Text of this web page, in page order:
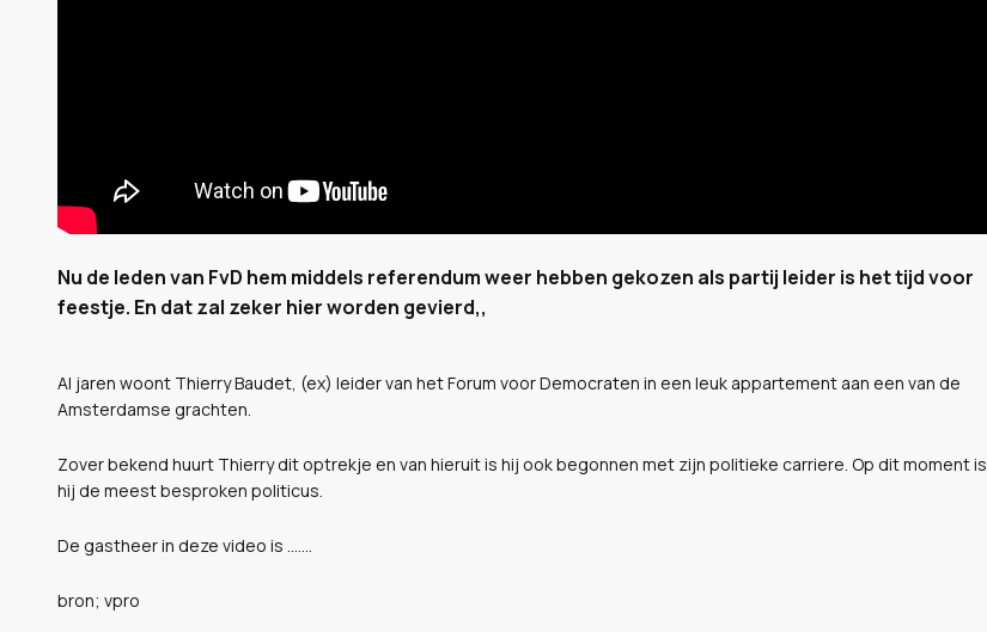
Nu de leden van FvD hem middels referendum weer hebben gekozen als partij leider is het tijd voor
feestje. En dat zal zeker hier worden gevierd,,
Al jaren woont Thierry Baudet, (ex) leider van het Forum voor Democraten in een leuk appartement aan een van de
Amsterdamse grachten.
Zover bekend huurt Thierry dit optrekje en van hieruit is hij ook begonnen met zijn politieke carriere. Op dit moment is
hij de meest besproken politicus.
De gastheer in deze video is .......
bron; vpro